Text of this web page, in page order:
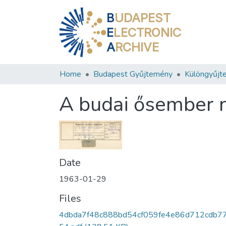
BUDAPEST
ELECTRONIC
ARCHIVE
Home Budapest Gyűjtemény
A budai ősember
Date
1963-01-29
Files